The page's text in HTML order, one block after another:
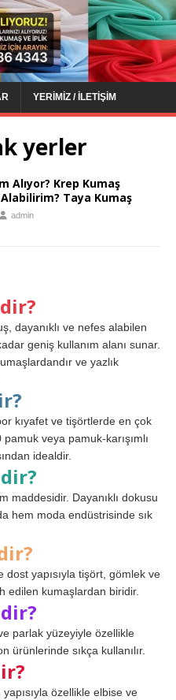
YERIMIZ / İLETIŞIM
yerler
Alıyor? Krep Kumaş
Taya Kumaş
admin
dayanıklı ve nefes alabilen
geniş kullanım alanı sunar.
ve yazlık
kıyafet ve tişörtlerde en çok
veya pamuk-karışımlı
idealdir.
maddesidir. Dayanıklı dokusu
hem moda endüstrisinde sık
yapısıyla tişört, gömlek ve
edilen kumaşlardan biridir.
parlak yüzeyiyle özellikle
ürünlerinde sıkça kullanılır.
özellikle elbise ve